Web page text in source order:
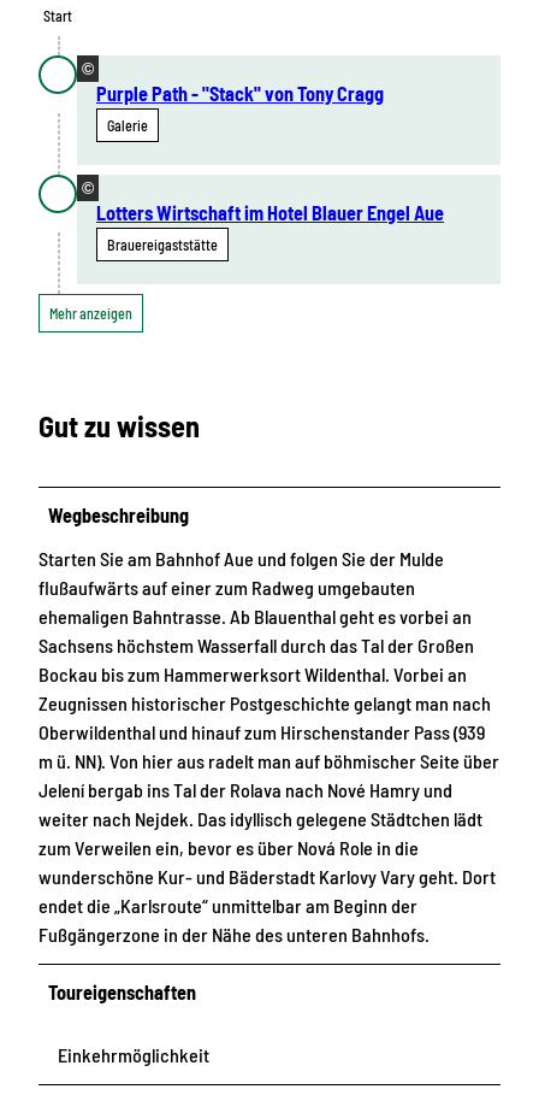
Start
©
Purple Path - "Stack" von Tony Cragg
Galerie
©
Lotters Wirtschaft im Hotel Blauer Engel Aue
Brauereigaststätte
Mehr anzeigen
Gut zu wissen
Wegbeschreibung
Starten Sie am Bahnhof Aue und folgen Sie der Mulde
flußaufwärts auf einer zum Radweg umgebauten
ehemaligen Bahntrasse. Ab Blauenthal geht es vorbei an
Sachsens höchstem Wasserfall durch das Tal der Großen
Bockau bis zum Hammerwerksort Wildenthal. Vorbei an
Zeugnissen historischer Postgeschichte gelangt man nach
Oberwildenthal und hinauf zum Hirschenstander Pass (939
m ü. NN). Von hier aus radelt man auf böhmischer Seite über
Jelení bergab ins Tal der Rolava nach Nové Hamry und
weiter nach Nejdek. Das idyllisch gelegene Städtchen lädt
zum Verweilen ein, bevor es über Nová Role in die
wunderschöne Kur- und Bäderstadt Karlovy Vary geht. Dort
endet die „Karlsroute“ unmittelbar am Beginn der
Fußgängerzone in der Nähe des unteren Bahnhofs.
Toureigenschaften
Einkehrmöglichkeit